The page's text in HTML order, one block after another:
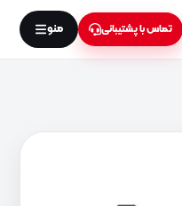
تماس با پشتیبانی منو